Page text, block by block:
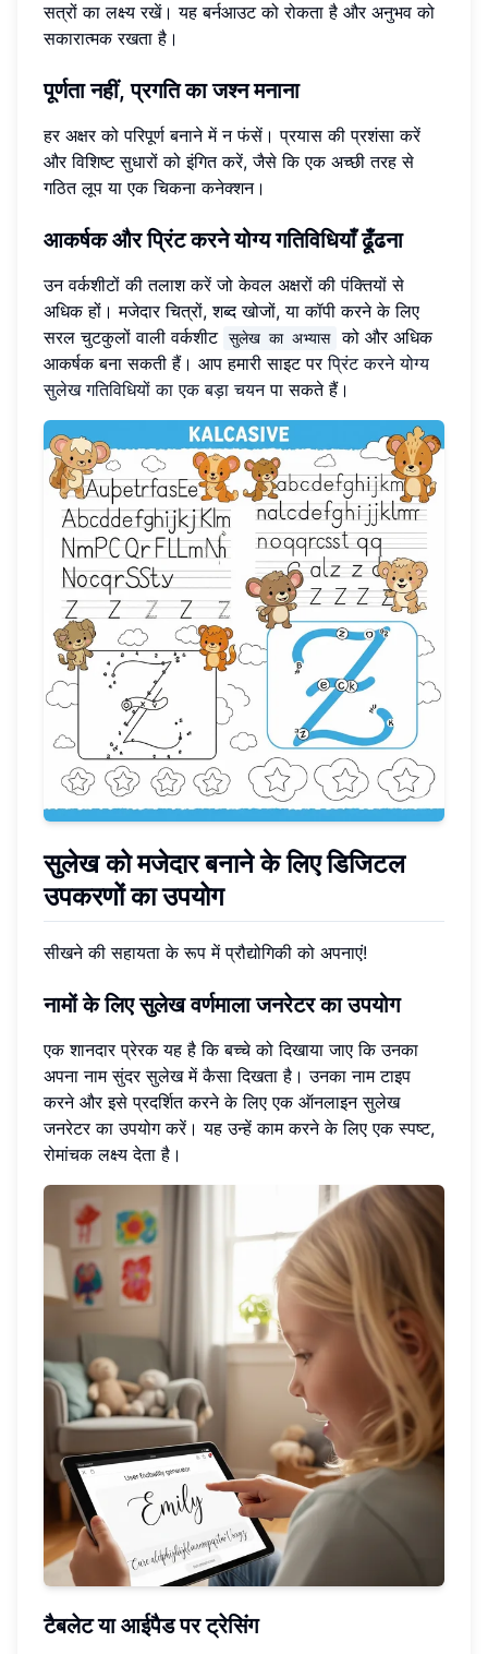
सत्रों का लक्ष्य रखें। यह बर्नआउट को रोकता है और अनुभव को
सकारात्मक रखता है।
पूर्णता नहीं, प्रगति का जश्न मनाना
हर अक्षर को परिपूर्ण बनाने में न फंसें। प्रयास की प्रशंसा करें
और विशिष्ट सुधारों को इंगित करें, जैसे कि एक अच्छी तरह से
गठित लूप या एक चिकना कनेक्शन।
आकर्षक और प्रिंट करने योग्य गतिविधियाँ ढूँढना
उन वर्कशीटों की तलाश करें जो केवल अक्षरों की पंक्तियों से
अधिक हों। मजेदार चित्रों, शब्द खोजों, या कॉपी करने के लिए
सरल चुटकुलों वाली वर्कशीट सुलेख का अभ्यास को और अधिक
आकर्षक बना सकती हैं। आप हमारी साइट परप्रिंट करने योग्य
सुलेख गतिविधियों का एक बड़ा चयनपा सकते हैं।
सुलेख को मजेदार बनाने के लिए डिजिटल
उपकरणों का उपयोग
सीखने की सहायता के रूप में प्रौद्योगिकी को अपनाएं!
नामों के लिए सुलेख वर्णमाला जनरेटर का उपयोग
एक शानदार प्रेरक यह है कि बच्चे को दिखाया जाए कि उनका
अपना नाम सुंदर सुलेख में कैसा दिखता है। उनका नाम टाइप
करने और इसे प्रदर्शित करने के लिए एक ऑनलाइन सुलेख
जनरेटर का उपयोग करें। यह उन्हें काम करने के लिए एक स्पष्ट,
रोमांचक लक्ष्य देता है।
टैबलेट या आईपैड पर ट्रेसिंग